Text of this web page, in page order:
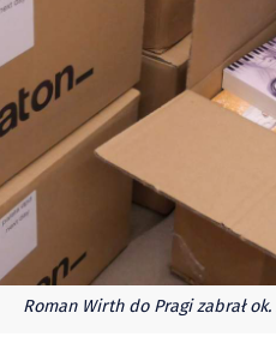
Roman Wirth do Pragi zabrał